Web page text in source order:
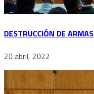
DESTRUCCIÓN DE ARMAS
20 abril, 2022